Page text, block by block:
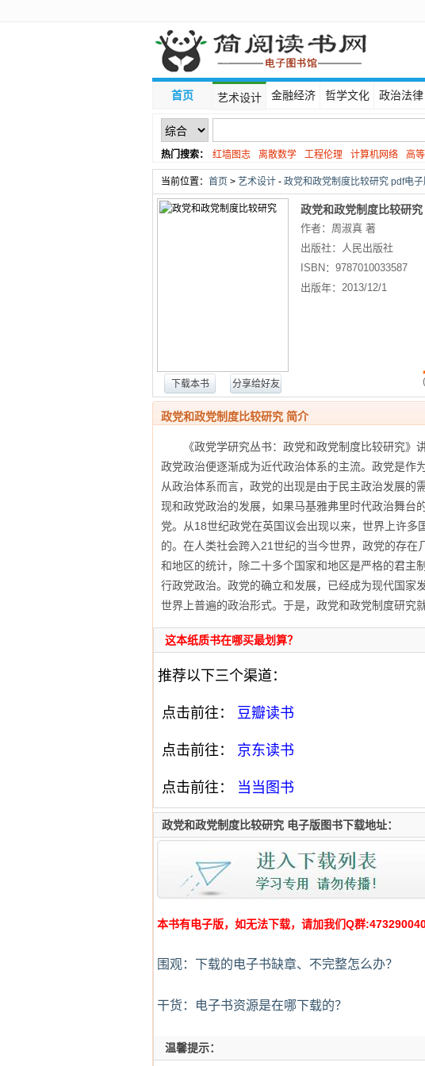
首页 艺术设计 金融经济 哲学文化 政治法律
热门搜索： 红墙图志 离散数学 工程伦理 计算机网络 高
线性代数
当前位置： 首页 > 艺术设计 - 政党和政党制度比较研究 pdf电
下载本书 分享给好友
政党和政党制度比较研究
作者：周淑真 著
出版社： 人民出版社
ISBN： 9787010033587
出版年： 2013/12/1
政党和政党制度比较研究 简介
《政党学研究丛书：政党和政党制度比较研究》讲
政党政治便逐渐成为近代政治体系的主流。政党是作
从政治体系而言，政党的出现是由于民主政治发展的
现和政党政治的发展，如果马基雅弗里时代政治舞台
党。从18世纪政党在英国议会出现以来，世界上许
的。在人类社会跨入21世纪的当今世界，政党的存
和地区的统计，除二十多个国家和地区是严格的君主
行政党政治。政党的确立和发展，已经成为现代国家
世界上普遍的政治形式。于是，政党和政党制度研究
这本纸质书在哪买最划算？
推荐以下三个渠道：
点击前往： 豆瓣读书
点击前往： 京东读书
点击前往： 当当图书
政党和政党制度比较研究 电子版图书下载地址：
本书有电子版，如无法下载，请加我们Q群:473290040
围观：下载的电子书缺章、不完整怎么办？
干货：电子书资源是在哪下载的？
温馨提示：